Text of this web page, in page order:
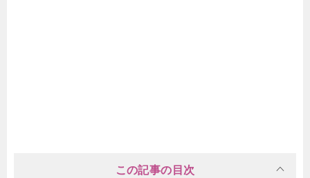
この記事の目次